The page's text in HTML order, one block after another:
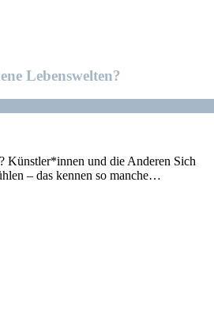
Lebenswelten?
Künstler*innen und die Anderen Sich
– das kennen so manche…